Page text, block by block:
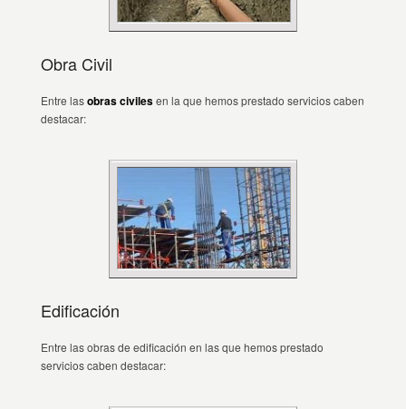
Obra Civil
Entre lasobras civilesen la que hemos prestado servicios caben
destacar:
Edificación
Entre las obras de edificación en las que hemos prestado
servicios caben destacar: